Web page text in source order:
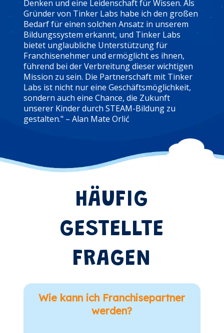
Denken und eine Leidenschaft für Wissen. Als
Gründer von Tinker Labs habe ich den großen
Bedarf für einen solchen Ansatz in unserem
Bildungssystem erkannt, und Tinker Labs
bietet unglaubliche Unterstützung für
Franchisenehmer und ermöglicht es ihnen,
führend bei der Verbreitung dieser wichtigen
Mission zu sein. Die Partnerschaft mit Tinker
Labs ist nicht nur eine Geschäftsmöglichkeit,
sondern auch eine Chance, die Zukunft
unserer Kinder durch STEAM-Bildung zu
gestalten." – Alan Mate Orlić
HÄUFIG
GESTELLTE
FRAGEN
Wie kann ich Franchisepartner
werden?